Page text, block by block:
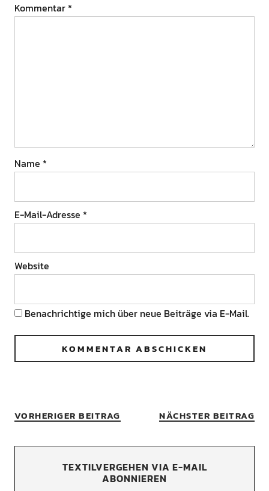
Kommentar *
Name *
E-Mail-Adresse *
Website
Benachrichtige mich über neue Beiträge via E-Mail.
VORHERIGER BEITRAG NÄCHSTER BEITRAG
TEXTILVERGEHEN VIA E-MAIL
ABONNIEREN